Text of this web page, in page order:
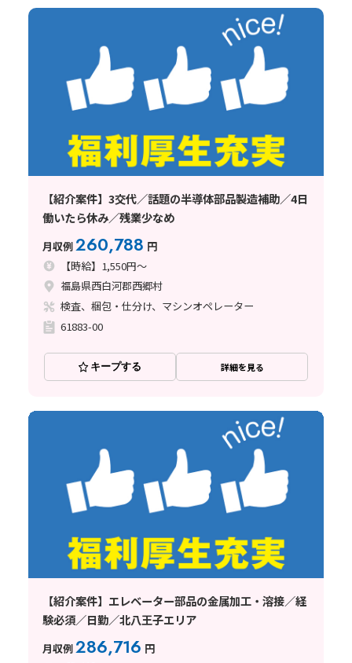
【紹介案件】3交代／話題の半導体部品製造補助／4日
働いたら休み／残業少なめ
月収例260,788 円
【時給】1,550円～
福島県西白河郡西郷村
検査、梱包・仕分け、マシンオペレーター
61883-00
キープする 詳細を見る
【紹介案件】エレベーター部品の金属加工・溶接／経
験必須／日勤／北八王子エリア
月収例286,716 円